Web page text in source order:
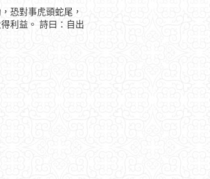
恐對事虎頭蛇尾，
利益。 詩曰：自出